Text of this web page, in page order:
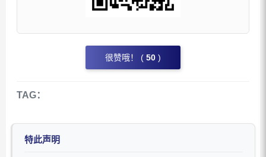
很赞哦！ ( 50 )
TAG：
特此声明